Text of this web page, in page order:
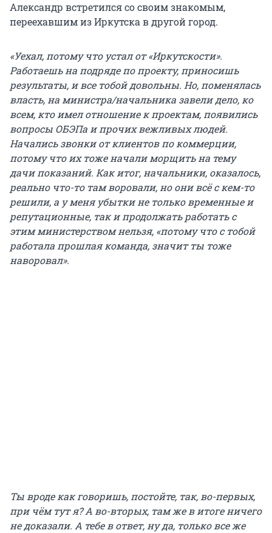
Александр встретился со своим знакомым,
переехавшим из Иркутска в другой город.
«Уехал, потому что устал от «Иркутскости».
Работаешь на подряде по проекту, приносишь
результаты, и все тобой довольны. Но, поменялась
власть, на министра/начальника завели дело, ко
всем, кто имел отношение к проектам, появились
вопросы ОБЭПа и прочих вежливых людей.
Начались звонки от клиентов по коммерции,
потому что их тоже начали морщить на тему
дачи показаний. Как итог, начальники, оказалось,
реально что-то там воровали, но они всё с кем-то
решили, а у меня убытки не только временные и
репутационные, так и продолжать работать с
этим министерством нельзя, «потому что с тобой
работала прошлая команда, значит ты тоже
наворовал».
Ты вроде как говоришь, постойте, так, во-первых,
при чём тут я? А во-вторых, там же в итоге ничего
не доказали. А тебе в ответ, ну да, только все же